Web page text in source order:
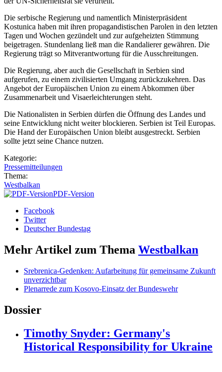
Die serbische Regierung und namentlich Ministerpräsident
Kostunica haben mit ihren propagandistischen Parolen in den letzten
Tagen und Wochen gezündelt und zur aufgeheizten Stimmung
beigetragen. Stundenlang ließ man die Randalierer gewähren. Die
Regierung trägt so Mitverantwortung für die Ausschreitungen.
Die Regierung, aber auch die Gesellschaft in Serbien sind
aufgerufen, zu einem zivilisierten Umgang zurückzukehren. Das
Angebot der Europäischen Union zu einem Abkommen über
Zusammenarbeit und Visaerleichterungen steht.
Die Nationalisten in Serbien dürfen die Öffnung des Landes und
seine Entwicklung nicht weiter blockieren. Serbien ist Teil Europas.
Die Hand der Europäischen Union bleibt ausgestreckt. Serbien
sollte jetzt seine Chance nutzen.
Kategorie:
Pressemitteilungen
Thema:
Westbalkan
PDF-Version
Facebook
Twitter
Deutscher Bundestag
Mehr Artikel zum Thema Westbalkan
Srebrenica-Gedenken: Aufarbeitung für gemeinsame Zukunft
unverzichtbar
Plenarrede zum Kosovo-Einsatz der Bundeswehr
Dossier
Timothy Snyder: Germany's
Historical Responsibility for Ukraine